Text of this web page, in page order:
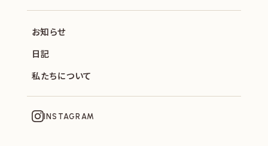
お知らせ
日記
私たちについて
INSTAGRAM